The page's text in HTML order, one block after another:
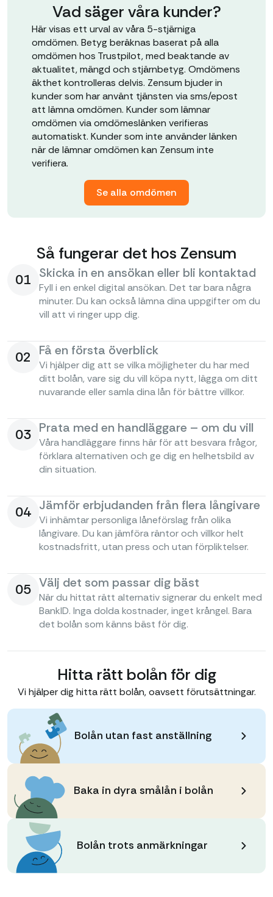
Vad säger våra kunder?
Här visas ett urval av våra 5-stjärniga
omdömen. Betyg beräknas baserat på alla
omdömen hos Trustpilot, med beaktande av
aktualitet, mängd och stjärnbetyg. Omdömens
äkthet kontrolleras delvis. Zensum bjuder in
kunder som har använt tjänsten via sms/epost
att lämna omdömen. Kunder som lämnar
omdömen via omdömeslänken verifieras
automatiskt. Kunder som inte använder länken
när de lämnar omdömen kan Zensum inte
verifiera.
Se alla omdömen
Så fungerar det hos Zensum
01 Skicka in en ansökan eller bli kontaktad
Fyll i en enkel digital ansökan. Det tar bara några
minuter. Du kan också lämna dina uppgifter om du
vill att vi ringer upp dig.
02 Få en första överblick
Vi hjälper dig att se vilka möjligheter du har med
ditt bolån, vare sig du vill köpa nytt, lägga om ditt
nuvarande eller samla dina lån för bättre villkor.
03 Prata med en handläggare – om du vill
Våra handläggare finns här för att besvara frågor,
förklara alternativen och ge dig en helhetsbild av
din situation.
04 Jämför erbjudanden från flera långivare
Vi inhämtar personliga låneförslag från olika
långivare. Du kan jämföra räntor och villkor helt
kostnadsfritt, utan press och utan förpliktelser.
05 Välj det som passar dig bäst
När du hittat rätt alternativ signerar du enkelt med
BankID. Inga dolda kostnader, inget krångel. Bara
det bolån som känns bäst för dig.
Hitta rätt bolån för dig
Vi hjälper dig hitta rätt bolån, oavsett förutsättningar.
Bolån utan fast anställning
Baka in dyra smålån i bolån
Bolån trots anmärkningar